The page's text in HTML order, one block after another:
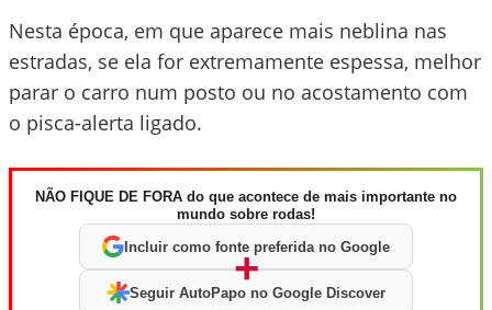
Nesta época, em que aparece mais neblina nas
estradas, se ela for extremamente espessa, melhor
parar o carro num posto ou no acostamento com
o pisca-alerta ligado.
NÃO FIQUE DE FORA do que acontece de mais importante no
mundo sobre rodas!
Incluir como fonte preferida no Google
+
Seguir AutoPapo no Google Discover